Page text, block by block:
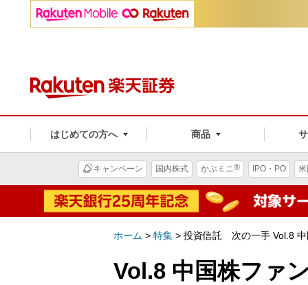
はじめての方へ 商品
キャンペーン 国内株式 かぶミニ® IPO・PO
ホーム > 特集 > 投資信託 次の一手 Vol.8 中
Vol.8 中国株ファ